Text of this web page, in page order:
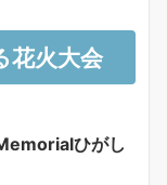
花火大会
ひがし